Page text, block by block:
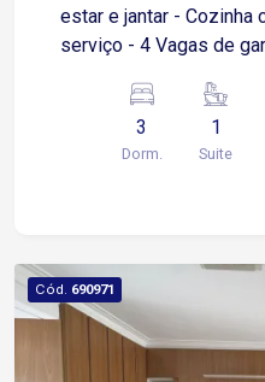
estar e jantar - Cozinha
serviço - 4 Vagas de
Infraestrutura do
festas Sala de jogos
Quadras esportivas
3
Dorm.
1
Suite
Cód. 690971